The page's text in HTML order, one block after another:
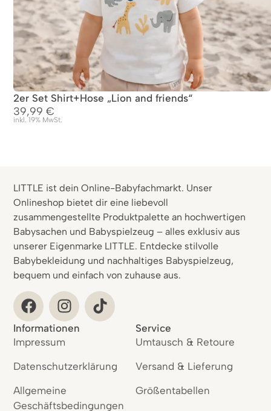
2er Set Shirt+Hose „Lion and friends“
39,99€
inkl. 19% MwSt.
LITTLE ist dein Online-Babyfachmarkt. Unser
Onlineshop bietet dir eine liebevoll
zusammengestellte Produktpalette an hochwertigen
Babysachen und Babyspielzeug – alles exklusiv aus
unserer Eigenmarke LITTLE. Entdecke stilvolle
Babybekleidung und nachhaltiges Babyspielzeug,
bequem und einfach von zuhause aus.
Informationen
Impressum
Datenschutzerklärung
Allgemeine
Geschäftsbedingungen
Service
Umtausch & Retoure
Versand & Lieferung
Größentabellen